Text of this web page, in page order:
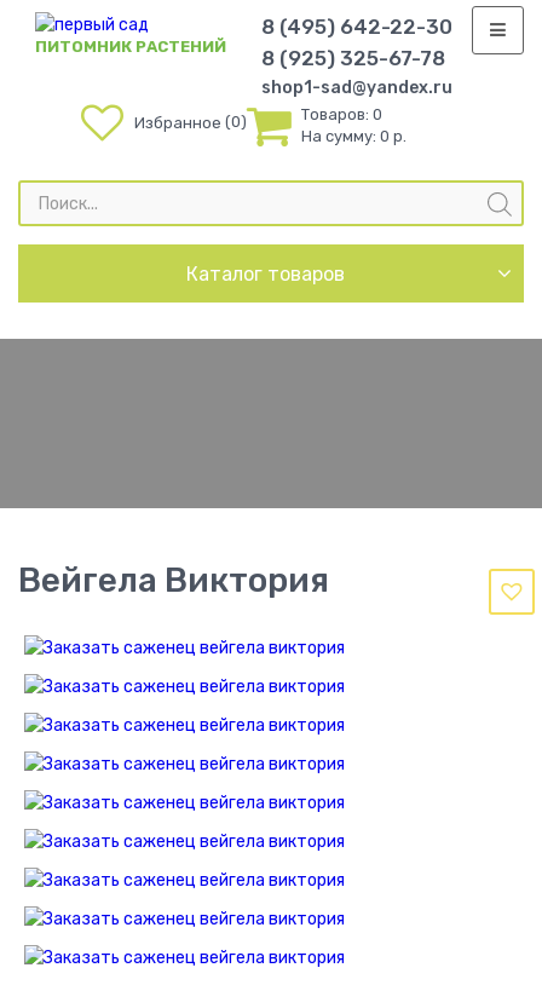
ПИТОМНИК РАСТЕНИЙ
8 (495) 642-22-30
8 (925) 325-67-78
shop1-sad@yandex.ru
Избранное 0 Товаров: 0
На сумму: 0 р.
Поиск
товаров
Каталог товаров
Вейгела Виктория